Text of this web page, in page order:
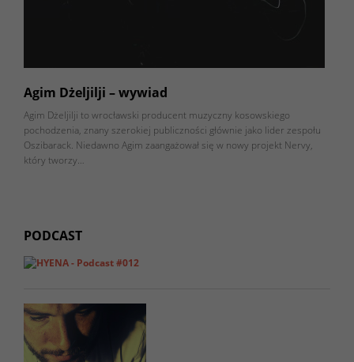
Agim Dżeljilji – wywiad
Agim Dżeljilji to wrocławski producent muzyczny kosowskiego
pochodzenia, znany szerokiej publiczności głównie jako lider zespołu
Oszibarack. Niedawno Agim zaangażował się w nowy projekt Nervy,
który tworzy…
PODCAST